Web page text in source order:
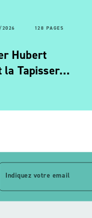
128 PAGES
Hubert
la Tapisser…
Indiquez votre email